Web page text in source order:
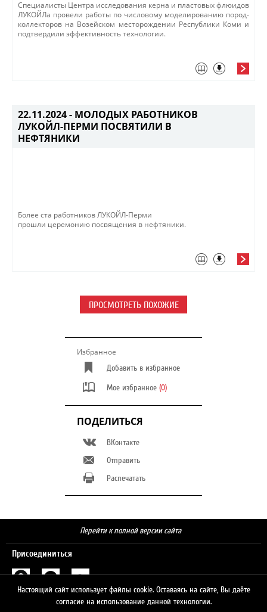
​Специалисты Центра исследования керна и пластовых флюидов
ЛУКОЙЛа провел​и работы по числовому моделированию пород-
коллекторов на Возейском месторождении Республики Коми и
подтвердили эффективность технологии. ​
22.11.2024 - МОЛОДЫХ РАБОТНИКОВ
ЛУКОЙЛ-ПЕРМИ ПОСВЯТИЛИ В
НЕФТЯНИКИ
​​​Более ста работников ЛУКОЙЛ-Перми
прошли церемонию посвящения в нефтяники.
ПРОСМОТРЕТЬ ПОХОЖИЕ
Избранное
Добавить в избранное
Мое избранное (0)
ПОДЕЛИТЬСЯ
ВКонтакте
Отправить
Распечатать
Перейти к полной версии сайта
Присоединиться
Настоящий сайт использует файлы cookie. Оставаясь на сайте, Вы даёте
согласие на использование данной технологии.